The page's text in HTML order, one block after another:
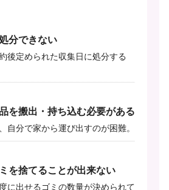
分できない
後定められた収集日に処分する
を搬出・持ち込む必要がある
自分で家から運び出すのが困難。
を捨てることが出来ない
に出せるゴミの数量が決められて